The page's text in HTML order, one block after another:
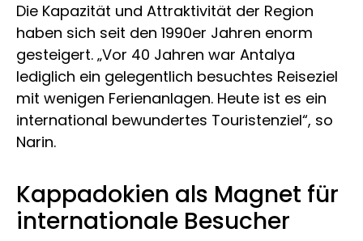
Die Kapazität und Attraktivität der Region
haben sich seit den 1990er Jahren enorm
gesteigert. „Vor 40 Jahren war Antalya
lediglich ein gelegentlich besuchtes Reiseziel
mit wenigen Ferienanlagen. Heute ist es ein
international bewundertes Touristenziel“, so
Narin.
Kappadokien als Magnet für
internationale Besucher